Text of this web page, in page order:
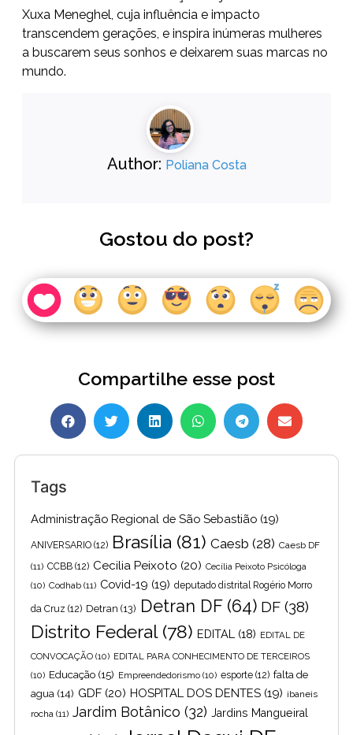
Xuxa Meneghel, cuja influência e impacto
transcendem gerações, e inspira inúmeras mulheres
a buscarem seus sonhos e deixarem suas marcas no
mundo.
Author: Poliana Costa
Gostou do post?
Compartilhe esse post
Tags
Administração Regional de São Sebastião (19)
ANIVERSARIO (12) Brasília (81) Caesb (28) Caesb DF
(11) CCBB (12) Cecilia Peixoto (20) Cecília Peixoto Psicóloga
(10) Codhab (11) Covid-19 (19) deputado distrital Rogério Morro
da Cruz (12) Detran (13) Detran DF(64) DF (38)
Distrito Federal(78) EDITAL (18) EDITAL DE
CONVOCAÇÃO (10) EDITAL PARA CONHECIMENTO DE TERCEIROS
(10) Educação (15) Empreendedorismo (10) esporte (12) falta de
agua (14) GDF (20) HOSPITAL DOS DENTES (19) ibaneis
rocha (11) Jardim Botânico (32) Jardins Mangueiral